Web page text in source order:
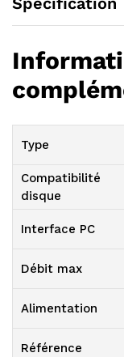
Type
Compatibilité
disque
Interface PC
Débit max
Alimentation
Référence